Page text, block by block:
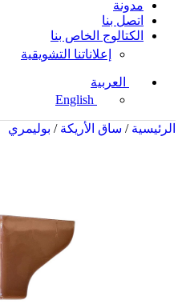
مدونة
اتصل بنا
الكتالوج الخاص بنا
إعلاناتنا التشويقية
العربية
English
الرئيسية/ ساق الأريكة/ بوليمري